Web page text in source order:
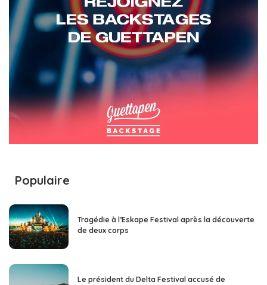
Populaire
Tragédie à l’Eskape Festival après la découverte
de deux corps
Le président du Delta Festival accusé de